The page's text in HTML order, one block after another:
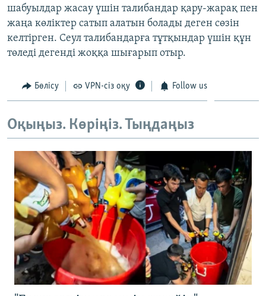
Басқа тілдерде
шабуылдар жасау үшін талибандар қару-жарақ пен
жаңа көліктер сатып алатын болады деген сөзін
келтірген. Сеул талибандарға тұтқындар үшін құн
төледі дегенді жоққа шығарып отыр.
Бөлісу VPN-сіз оқу Follow us
Оқыңыз. Көріңіз. Тыңдаңыз